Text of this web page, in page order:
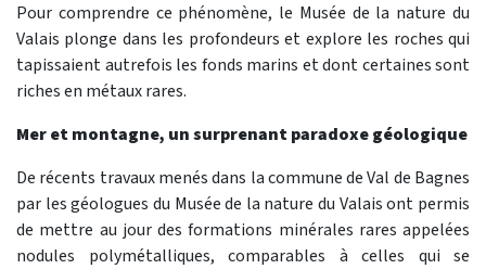
Pour comprendre ce phénomène, le Musée de la nature du
Valais plonge dans les profondeurs et explore les roches qui
tapissaient autrefois les fonds marins et dont certaines sont
riches en métaux rares.
Mer et montagne, un surprenant paradoxe géologique
De récents travaux menés dans la commune de Val de Bagnes
par les géologues du Musée de la nature du Valais ont permis
de mettre au jour des formations minérales rares appelées
nodules polymétalliques, comparables à celles qui se